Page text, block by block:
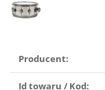
Producent:
Id towaru / Kod: